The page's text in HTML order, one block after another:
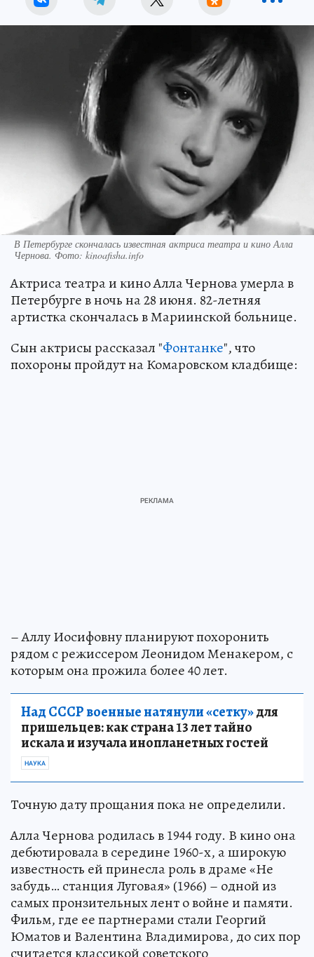
В Петербурге скончалась известная актриса театра и кино Алла
Чернова. Фото: kinoafisha.info
Актриса театра и кино Алла Чернова умерла в
Петербурге в ночь на 28 июня. 82-летняя
артистка скончалась в Мариинской больнице.
Сын актрисы рассказал "Фонтанке", что
похороны пройдут на Комаровском кладбище:
– Аллу Иосифовну планируют похоронить
рядом с режиссером Леонидом Менакером, с
которым она прожила более 40 лет.
Над СССР военные натянули «сетку»для
пришельцев: как страна 13 лет тайно
искала и изучала инопланетных гостей
НАУКА
Точную дату прощания пока не определили.
Алла Чернова родилась в 1944 году. В кино она
дебютировала в середине 1960-х, а широкую
известность ей принесла роль в драме «Не
забудь… станция Луговая» (1966) – одной из
самых пронзительных лент о войне и памяти.
Фильм, где ее партнерами стали Георгий
Юматов и Валентина Владимирова, до сих пор
считается классикой советского